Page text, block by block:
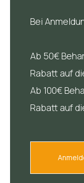
Bei
Ab 50€
Rabatt auf
Ab 100€
Rabatt auf